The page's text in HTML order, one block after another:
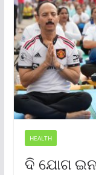
HEALTH
ଦି ଯୋଗ